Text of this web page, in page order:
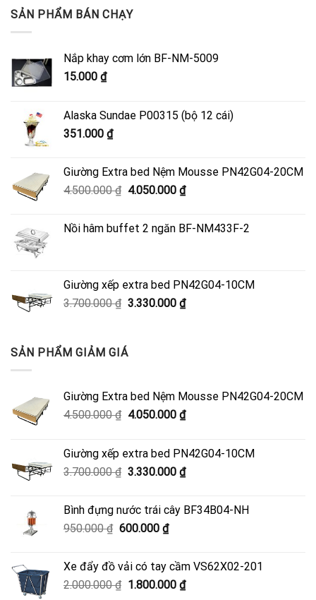
SẢN PHẨM BÁN CHẠY
Nắp khay cơm lớn BF-NM-5009
15.000 ₫
Alaska Sundae P00315 (bộ 12 cái)
351.000 ₫
Giường Extra bed Nệm Mousse PN42G04-20CM
4.500.000₫ Giá
4.500.000 ₫.
4.050.000 ₫Giá
là:
Nồi hâm buffet 2 ngăn BF-NM433F-2
Giường xếp extra bed PN42G04-10CM
3.700.000₫ Giá
3.700.000 ₫.
3.330.000 ₫Giá
SẢN PHẨM GIẢM GIÁ
Giường Extra bed Nệm Mousse PN42G04-20CM
4.500.000₫ Giá
4.500.000 ₫.
4.050.000 ₫Giá
là:
4.050.000 ₫.
Giường xếp extra bed PN42G04-10CM
3.700.000₫ Giá
3.700.000 ₫.
3.330.000 ₫Giá
là:
Bình đựng nước trái cây BF34B04-NH
950.000₫ Giá
950.000 ₫.
600.000 ₫Giá
là:
600.000 ₫.
Xe đẩy đồ vải có tay cầm VS62X02-201
2.000.000₫ Giá
1.800.000 ₫Giá